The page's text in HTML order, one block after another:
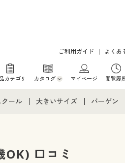
ご利用ガイド よくあ
カテゴリ カタログ
タログ・チラシからのご注文
マイページ 閲覧履
ール
服
大きいサイズ
大きいサイズ レディース服
バーゲン
口コミ